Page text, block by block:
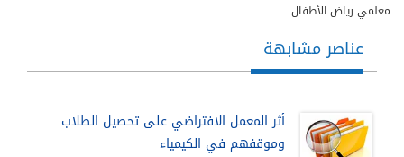
معلمي رياض الأطفال
عناصر مشابهة
أثر المعمل الافتراضي على تحصيل الطلاب
وموقفهم في الكيمياء